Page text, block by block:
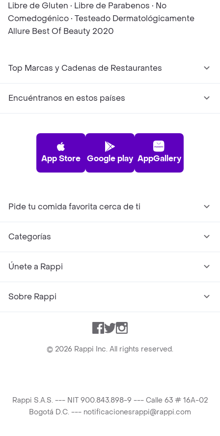
Libre de Gluten • Libre de Parabenos • No
Comedogénico • Testeado Dermatológicamente
Allure Best Of Beauty 2020
Top Marcas y Cadenas de Restaurantes
Encuéntranos en estos países
App Store Google play AppGallery
Pide tu comida favorita cerca de ti
Categorías
Únete a Rappi
Sobre Rappi
Facebook
TwitterInstagram
© 2026 Rappi Inc. All rights reserved.
Rappi S.A.S. --- NIT 900.843.898-9 --- Calle 63 # 16A-02
Bogotá D.C. --- notificacionesrappi@rappi.com